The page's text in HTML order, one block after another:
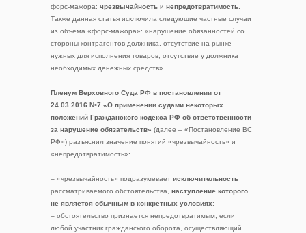
форс-мажора: чрезвычайность и непредотвратимость
Также данная статья исключила следующие частные случаи
из объема «форс-мажора»: «нарушение обязанностей со
стороны контрагентов должника, отсутствие на рынке
нужных для исполнения товаров, отсутствие у должника
необходимых денежных средств».
Пленум Верховного Суда РФ в постановлении от
24.03.2016 №7 «О применении судами некоторых
положений Гражданского кодекса РФ об ответственности
за нарушение обязательств» (далее – «Постановление ВС
РФ») разъяснил значение понятий «чрезвычайность» и
«непредотвратимость»:
– «чрезвычайность» подразумевает исключительность
рассматриваемого обстоятельства, наступление которого
не является обычным в конкретных условиях;
– обстоятельство признается непредотвратимым, если
любой участник гражданского оборота, осуществляющий